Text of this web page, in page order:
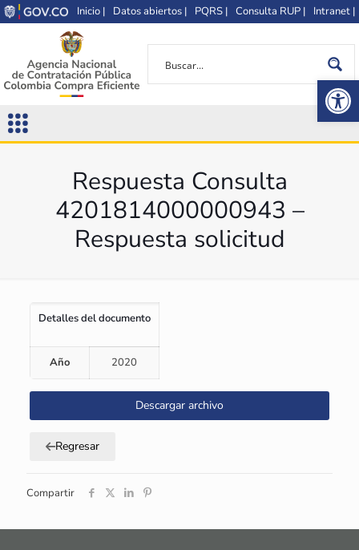
Inicio | Datos abiertos | PQRS | Consulta RUP | Intranet |
Respuesta Consulta
4201814000000943 –
Respuesta solicitud
Detalles del documento
Año 2020
Descargar archivo
Regresar
Compartir